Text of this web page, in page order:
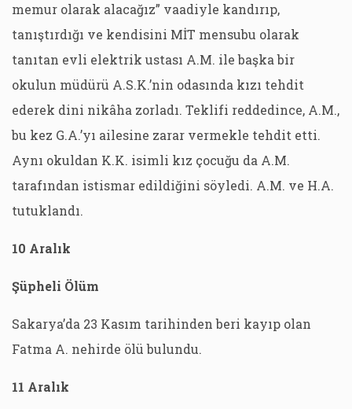
memur olarak alacağız” vaadiyle kandırıp,
tanıştırdığı ve kendisini MİT mensubu olarak
tanıtan evli elektrik ustası A.M. ile başka bir
okulun müdürü A.S.K.’nin odasında kızı tehdit
ederek dini nikâha zorladı. Teklifi reddedince, A.M.,
bu kez G.A.’yı ailesine zarar vermekle tehdit etti.
Aynı okuldan K.K. isimli kız çocuğu da A.M.
tarafından istismar edildiğini söyledi. A.M. ve H.A.
tutuklandı.
10 Aralık
Şüpheli Ölüm
Sakarya’da 23 Kasım tarihinden beri kayıp olan
Fatma A. nehirde ölü bulundu.
11 Aralık